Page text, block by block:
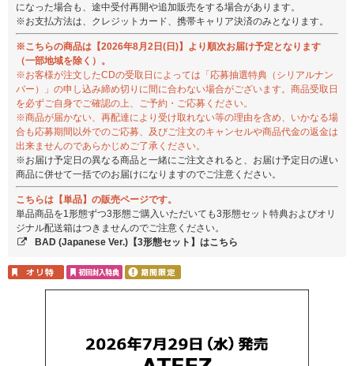
になった場合も、途中受付再開や追加販売をする場合があります。
※お支払方法は、クレジットカード、携帯キャリア決済のみとなります。
※こちらの商品は【2026年8月2日(日)】より順次お届け予定となります
（一部地域を除く）。
※お客様が注文したCDの受取日によっては「応募抽選特典（シリアルナン
バー）」の申し込み締め切りに間に合わない場合がございます。商品受取日
を必ずご自身でご確認の上、ご予約・ご応募ください。
※商品が届かない、再配達により受け取れない等の理由を含め、いかなる場
合も応募期間以外でのご応募、及びご注文のキャンセルや商品代金の返金は
出来ませんのであらかじめご了承ください。
※お届け予定日の異なる商品と一緒にご注文されると、お届け予定日の遅い
商品に併せて一括でのお届けになりますのでご注意ください。
こちらは【単品】の販売ページです。
単品商品を1形態ずつ3形態ご購入いただいても3形態セット特典およびオリ
ジナル配送箱はつきませんのでご注意ください。
BAD (Japanese Ver.)【3形態セット】はこちら